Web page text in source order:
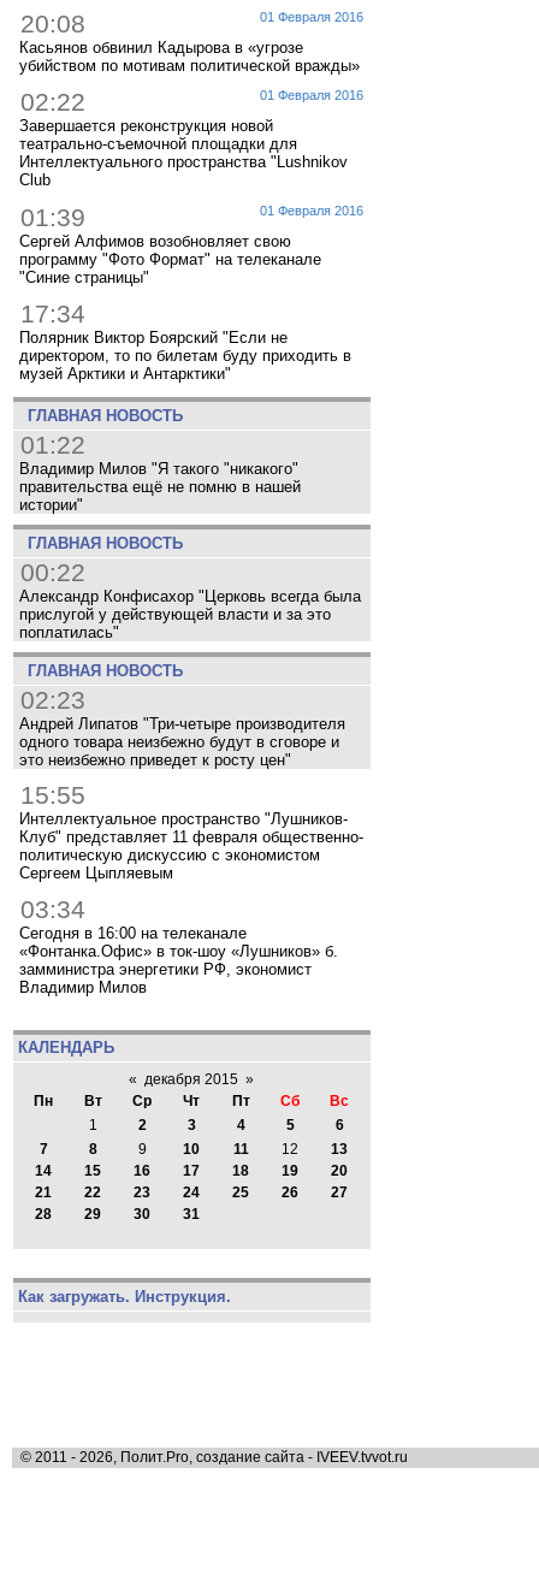
01 Февраля 2016
20:08
Касьянов обвинил Кадырова в «угрозе
убийством по мотивам политической вражды»
01 Февраля 2016
02:22
Завершается реконструкция новой
театрально-съемочной площадки для
Интеллектуального пространства "Lushnikov
Club
01 Февраля 2016
01:39
Сергей Алфимов возобновляет свою
программу "Фото Формат" на телеканале
"Синие страницы"
17:34
Полярник Виктор Боярский "Если не
директором, то по билетам буду приходить в
музей Арктики и Антарктики"
ГЛАВНАЯ НОВОСТЬ
01:22
Владимир Милов "Я такого "никакого"
правительства ещё не помню в нашей
истории"
ГЛАВНАЯ НОВОСТЬ
00:22
Александр Конфисахор "Церковь всегда была
прислугой у действующей власти и за это
поплатилась"
ГЛАВНАЯ НОВОСТЬ
02:23
Андрей Липатов "Три-четыре производителя
одного товара неизбежно будут в сговоре и
это неизбежно приведет к росту цен"
15:55
Интеллектуальное пространство "Лушников-
Клуб" представляет 11 февраля общественно-
политическую дискуссию с экономистом
Сергеем Цыпляевым
03:34
Сегодня в 16:00 на телеканале
«Фонтанка.Офис» в ток-шоу «Лушников» б.
замминистра энергетики РФ, экономист
Владимир Милов
КАЛЕНДАРЬ
« декабря 2015 »
Пн
Вт Ср Чт Пт Сб
Вс
1
2 3 4 5
6
7
8 9 10 11 12
13
14
15 16 17 18 19
20
21
22 23 24 25 26
27
28
29 30 31
Как загружать. Инструкция.
© 2011 - 2026, Полит.Pro, создание сайта - IVEEV.tvvot.ru